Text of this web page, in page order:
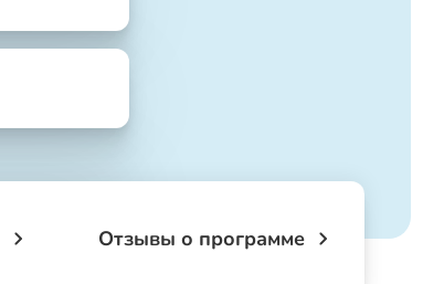
Отзывы о программе